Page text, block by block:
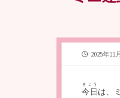
公
2025年11
今日
きょう
は、